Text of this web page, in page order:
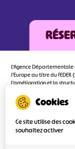
L'Agence
l’Europe au titre du
l’amélioration et la
d’orienter au mieux le
Ce site utilise des
souhaitez activer